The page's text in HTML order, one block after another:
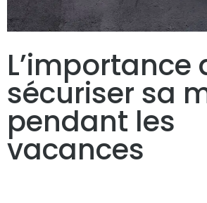
L’importance
sécuriser sa
pendant les
vacances